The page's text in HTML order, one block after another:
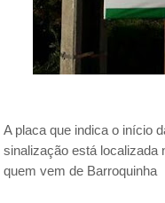
A placa que indica o início
sinalização está localizada
quem vem de Barroquinha